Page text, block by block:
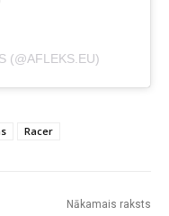
(@AFLEKS.EU)
Racer
Nākamais raksts